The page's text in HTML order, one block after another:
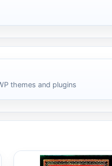
themes and plugins